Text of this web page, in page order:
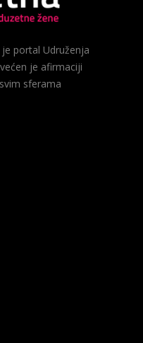
portal Udruženja
je afirmaciji
sferama